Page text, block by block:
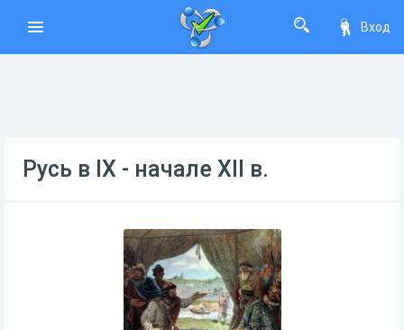
Вход
Русь в IX - начале XII в.